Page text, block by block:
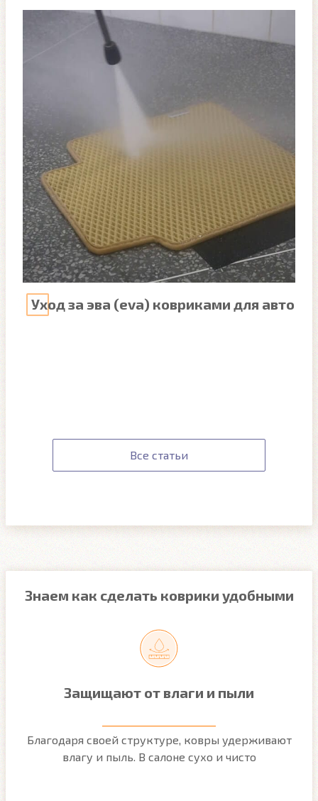
Уход за эва (eva) ковриками для авто
Все статьи
Знаем как сделать коврики удобными
Защищают от влаги и пыли
Благодаря своей структуре, ковры удерживают
влагу и пыль. В салоне сухо и чисто